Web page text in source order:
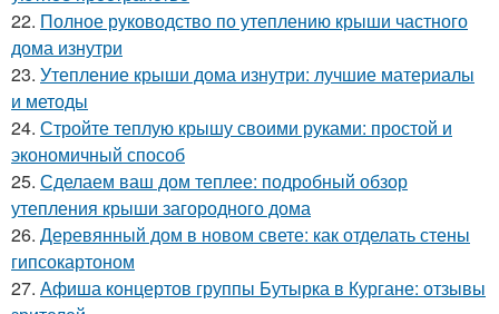
22. Полное руководство по утеплению крыши частного
дома изнутри
23. Утепление крыши дома изнутри: лучшие материалы
и методы
24. Стройте теплую крышу своими руками: простой и
экономичный способ
25. Сделаем ваш дом теплее: подробный обзор
утепления крыши загородного дома
26. Деревянный дом в новом свете: как отделать стены
гипсокартоном
27. Афиша концертов группы Бутырка в Кургане: отзывы